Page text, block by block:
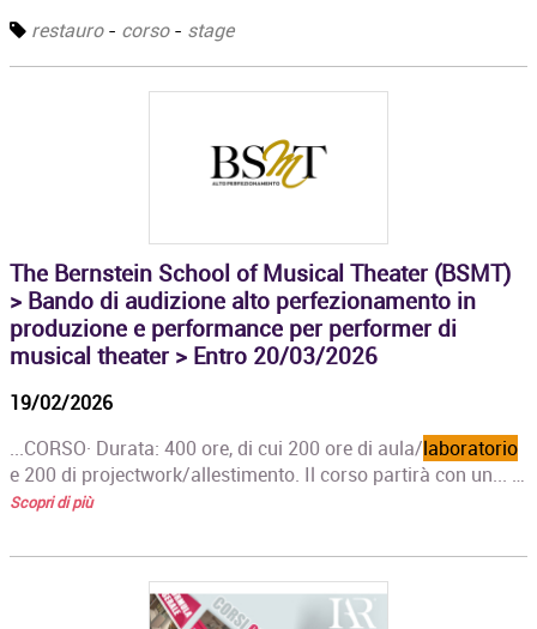
restauro- corso- stage
The Bernstein School of Musical Theater (BSMT)
> Bando di audizione alto perfezionamento in
produzione e performance per performer di
musical theater > Entro 20/03/2026
19/02/2026
...CORSO· Durata: 400 ore, di cui 200 ore di aula/laboratorio
e 200 di projectwork/allestimento. Il corso partirà con un... …
Scopri di più